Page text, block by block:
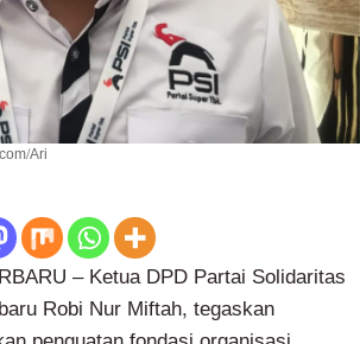
Ari
– Ketua DPD Partai Solidaritas
Robi Nur Miftah, tegaskan